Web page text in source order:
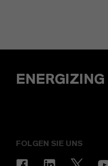
ENERGIZING
FOLGEN SIE UNS